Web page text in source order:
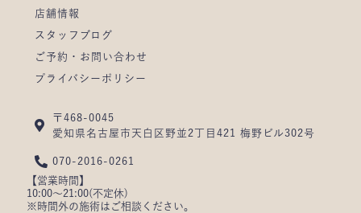
店舗情報
スタッフブログ
ご予約・お問い合わせ
プライバシーポリシー
〒468-0045
愛知県名古屋市天白区野並2丁目421 梅野ビル302号
070-2016-0261
【営業時間】
10:00～21:00(不定休)
※時間外の施術はご相談ください。